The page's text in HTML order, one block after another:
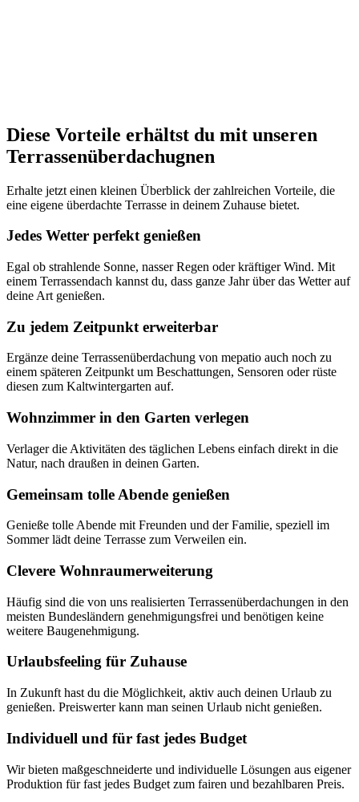
Diese Vorteile erhältst du mit unseren
Terrassenüberdachugnen
Erhalte jetzt einen kleinen Überblick der zahlreichen Vorteile, die
eine eigene überdachte Terrasse in deinem Zuhause bietet.
Jedes Wetter perfekt genießen
Egal ob strahlende Sonne, nasser Regen oder kräftiger Wind. Mit
einem Terrassendach kannst du, dass ganze Jahr über das Wetter auf
deine Art genießen.
Zu jedem Zeitpunkt erweiterbar
Ergänze deine Terrassenüberdachung von mepatio auch noch zu
einem späteren Zeitpunkt um Beschattungen, Sensoren oder rüste
diesen zum Kaltwintergarten auf.
Wohnzimmer in den Garten verlegen
Verlager die Aktivitäten des täglichen Lebens einfach direkt in die
Natur, nach draußen in deinen Garten.
Gemeinsam tolle Abende genießen
Genieße tolle Abende mit Freunden und der Familie, speziell im
Sommer lädt deine Terrasse zum Verweilen ein.
Clevere Wohnraumerweiterung
Häufig sind die von uns realisierten Terrassenüberdachungen in den
meisten Bundesländern genehmigungsfrei und benötigen keine
weitere Baugenehmigung.
Urlaubsfeeling für Zuhause
In Zukunft hast du die Möglichkeit, aktiv auch deinen Urlaub zu
genießen. Preiswerter kann man seinen Urlaub nicht genießen.
Individuell und für fast jedes Budget
Wir bieten maßgeschneiderte und individuelle Lösungen aus eigener
Produktion für fast jedes Budget zum fairen und bezahlbaren Preis.